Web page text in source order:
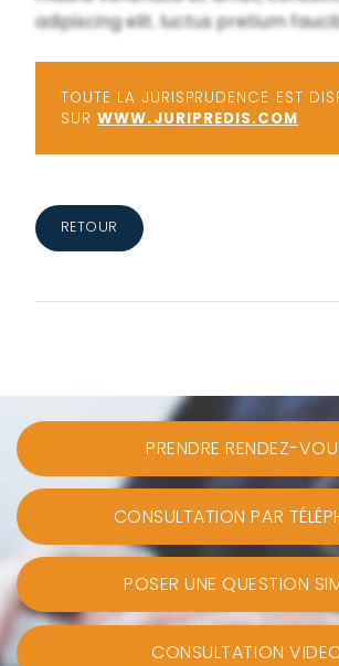
adipiscing elit. luctus pretium
TOUTE LA JURISPRUDENCE EST
SURWWW.JURIPREDIS.COM
RETOUR
PRENDRE RENDEZ-
CONSULTATION PAR
POSER UNE QUESTION
CONSULTATION